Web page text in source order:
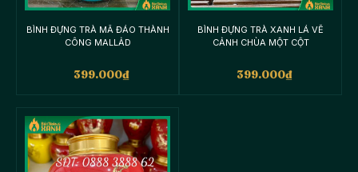
BÌNH ĐỰNG TRÀ MÃ ĐÁO THÀNH
CÔNG MALLẢD
399.000₫
BÌNH ĐỰNG TRÀ XANH LÁ VẼ
CẢNH CHÙA MỘT CỘT
399.000₫